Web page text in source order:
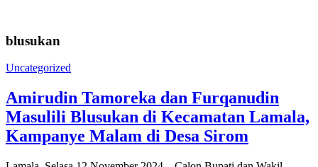
blusukan
Uncategorized
Amirudin Tamoreka dan Furqanudin
Masulili Blusukan di Kecamatan Lamala,
Kampanye Malam di Desa Sirom